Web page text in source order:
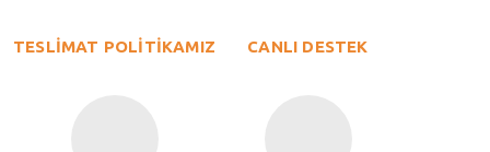
TESLİMAT POLİTİKAMIZ CANLI DESTEK